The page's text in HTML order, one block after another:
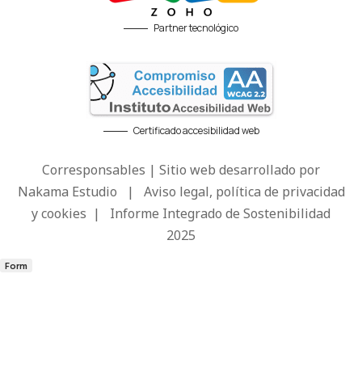
Partner tecnológico
Certificado accesibilidad web
Corresponsables | Sitio web desarrollado por
Nakama Estudio | Aviso legal, política de privacidad
y cookies | Informe Integrado de Sostenibilidad
2025
Form